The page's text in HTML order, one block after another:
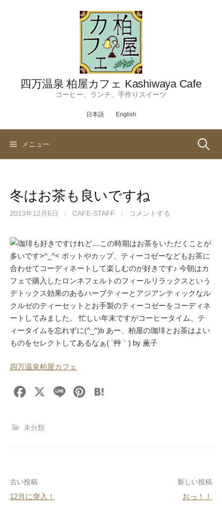
四万温泉 柏屋カフェ Kashiwaya Cafe
コーヒー、ランチ、手作りスイーツ
日本語 English
メニュー 検
冬はお茶も良いですね
2013年12月6日 / CAFE-STAFF / コメントする
珈琲も好きですけれど…この時期はお茶をいただくことが
多いです>^_^< ポットやカップ、ティーコゼーなどもお茶に
合わせてコーディネートして楽しむのが好きです♪ 今朝はカ
フェで購入したロンネフェルトのフィールリラックスという
デトックス効果のあるハーブティーとアジアンティックなル
クルゼのティーセットとお手製のティーコゼーをコーディネ
ートしてみました。 忙しい年末ですがコーヒータイム、テ
ィータイムを忘れずに(^_^)b あー、柏屋の珈琲とお茶はよい
ものをセレクトしてあるなぁ( ´艸｀) by 薫子
四万温泉柏屋カフェ
F
c
o
k
X
Li
Pi
未分類
投
稿
古い投稿
12月に突入！
新しい投稿
おっ！！